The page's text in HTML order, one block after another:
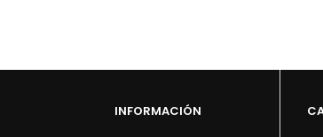
INFORMACIÓN